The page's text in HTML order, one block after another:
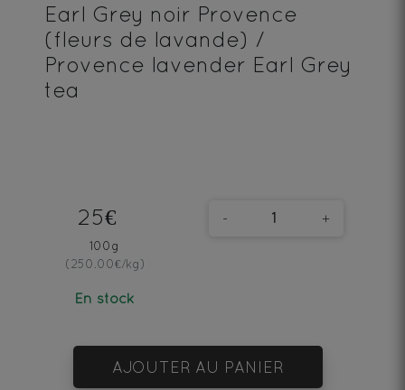
Earl Grey noir Provence
(fleurs de lavande) /
Provence lavender Earl Grey
tea
25€
100g
(250.00€/kg)
En stock
- +
AJOUTER AU PANIER